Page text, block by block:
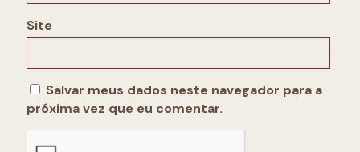
Site
Salvar meus dados neste navegador para a
próxima vez que eu comentar.